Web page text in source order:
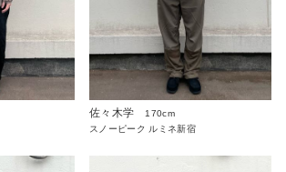
佐々木学
170cm
スノーピーク ルミネ新宿